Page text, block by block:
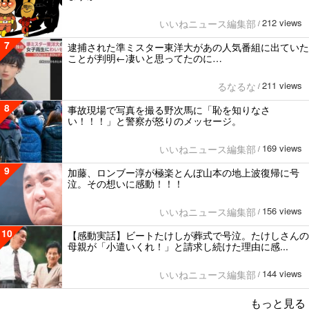
いいねニュース編集部 / 212 views
7
逮捕された準ミスター東洋大があの人気番組に出ていた
ことが判明←凄いと思ってたのに…
るなるな / 211 views
8
事故現場で写真を撮る野次馬に「恥を知りなさ
い！！！」と警察が怒りのメッセージ。
いいねニュース編集部 / 169 views
9
加藤、ロンブー淳が極楽とんぼ山本の地上波復帰に号
泣。その想いに感動！！！
いいねニュース編集部 / 156 views
10
【感動実話】ビートたけしが葬式で号泣。たけしさんの
母親が「小遣いくれ！」と請求し続けた理由に感...
いいねニュース編集部 / 144 views
もっと見る